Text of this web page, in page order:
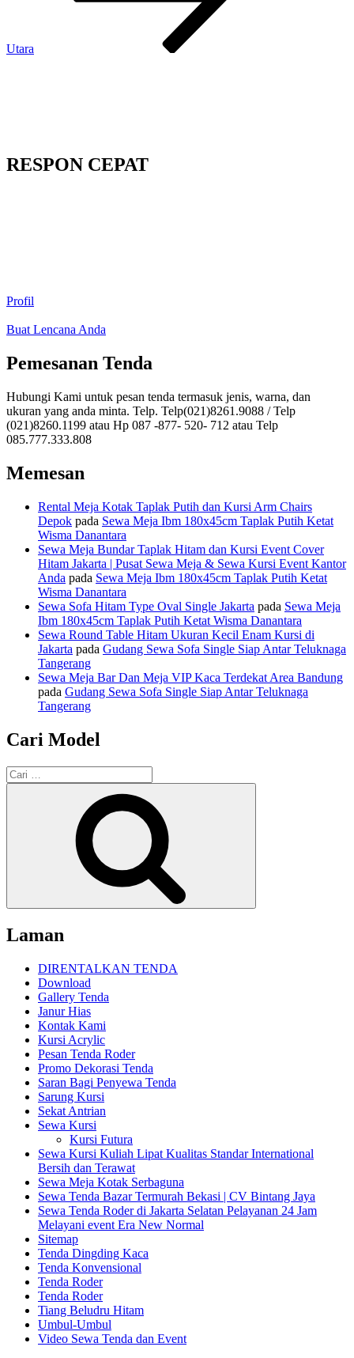
Utara
RESPON CEPAT
Profil
Buat Lencana Anda
Pemesanan Tenda
Hubungi Kami untuk pesan tenda termasuk jenis, warna, dan
ukuran yang anda minta. Telp. Telp(021)8261.9088 / Telp
(021)8260.1199 atau Hp 087 -877- 520- 712 atau Telp
085.777.333.808
Memesan
Rental Meja Kotak Taplak Putih dan Kursi Arm Chairs
Depok pada Sewa Meja Ibm 180x45cm Taplak Putih Ketat
Wisma Danantara
Sewa Meja Bundar Taplak Hitam dan Kursi Event Cover
Hitam Jakarta | Pusat Sewa Meja & Sewa Kursi Event Kantor
Anda pada Sewa Meja Ibm 180x45cm Taplak Putih Ketat
Wisma Danantara
Sewa Sofa Hitam Type Oval Single Jakarta pada Sewa Meja
Ibm 180x45cm Taplak Putih Ketat Wisma Danantara
Sewa Round Table Hitam Ukuran Kecil Enam Kursi di
Jakarta pada Gudang Sewa Sofa Single Siap Antar Teluknaga
Tangerang
Sewa Meja Bar Dan Meja VIP Kaca Terdekat Area Bandung
pada Gudang Sewa Sofa Single Siap Antar Teluknaga
Tangerang
Cari Model
Pencarian
untuk:
Laman
DIRENTALKAN TENDA
Download
Gallery Tenda
Janur Hias
Kontak Kami
Kursi Acrylic
Pesan Tenda Roder
Promo Dekorasi Tenda
Saran Bagi Penyewa Tenda
Sarung Kursi
Sekat Antrian
Sewa Kursi
Kursi Futura
Sewa Kursi Kuliah Lipat Kualitas Standar International
Bersih dan Terawat
Sewa Meja Kotak Serbaguna
Sewa Tenda Bazar Termurah Bekasi | CV Bintang Jaya
Sewa Tenda Roder di Jakarta Selatan Pelayanan 24 Jam
Melayani event Era New Normal
Sitemap
Tenda Dingding Kaca
Tenda Konvensional
Tenda Roder
Tenda Roder
Tiang Beludru Hitam
Umbul-Umbul
Video Sewa Tenda dan Event